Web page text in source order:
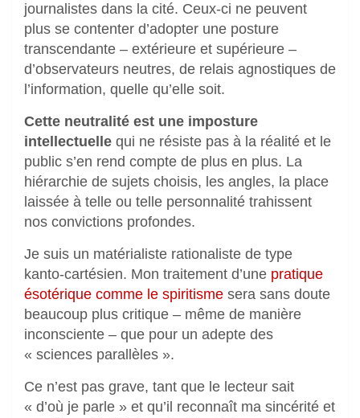
journalistes dans la cité. Ceux-ci ne peuvent
plus se contenter d’adopter une posture
transcendante – extérieure et supérieure –
d’observateurs neutres, de relais agnostiques de
l’information, quelle qu’elle soit.
Cette neutralité est une imposture
intellectuelle qui ne résiste pas à la réalité et le
public s’en rend compte de plus en plus. La
hiérarchie de sujets choisis, les angles, la place
laissée à telle ou telle personnalité trahissent
nos convictions profondes.
Je suis un matérialiste rationaliste de type
kanto-cartésien. Mon traitement d’une pratique
ésotérique comme le spiritisme sera sans doute
beaucoup plus critique – même de manière
inconsciente – que pour un adepte des
« sciences parallèles ».
Ce n’est pas grave, tant que le lecteur sait
« d’où je parle » et qu’il reconnaît ma sincérité et